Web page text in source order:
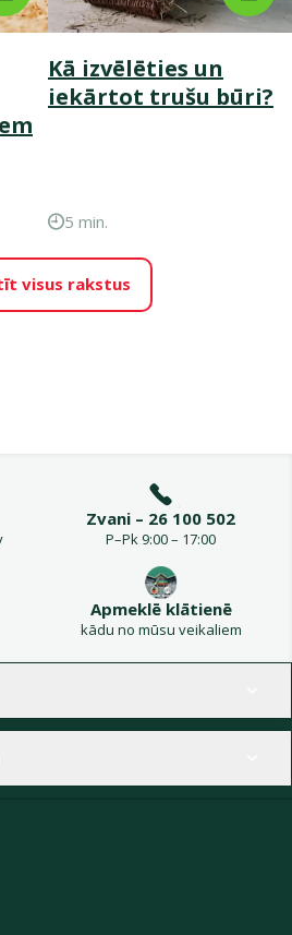
Kā izvēlēties un
iekārtot trušu būri?
5 min.
visus rakstus
Zvani – 26 100 502
P–Pk 9:00 – 17:00
Apmeklē klātienē
kādu no mūsu veikaliem